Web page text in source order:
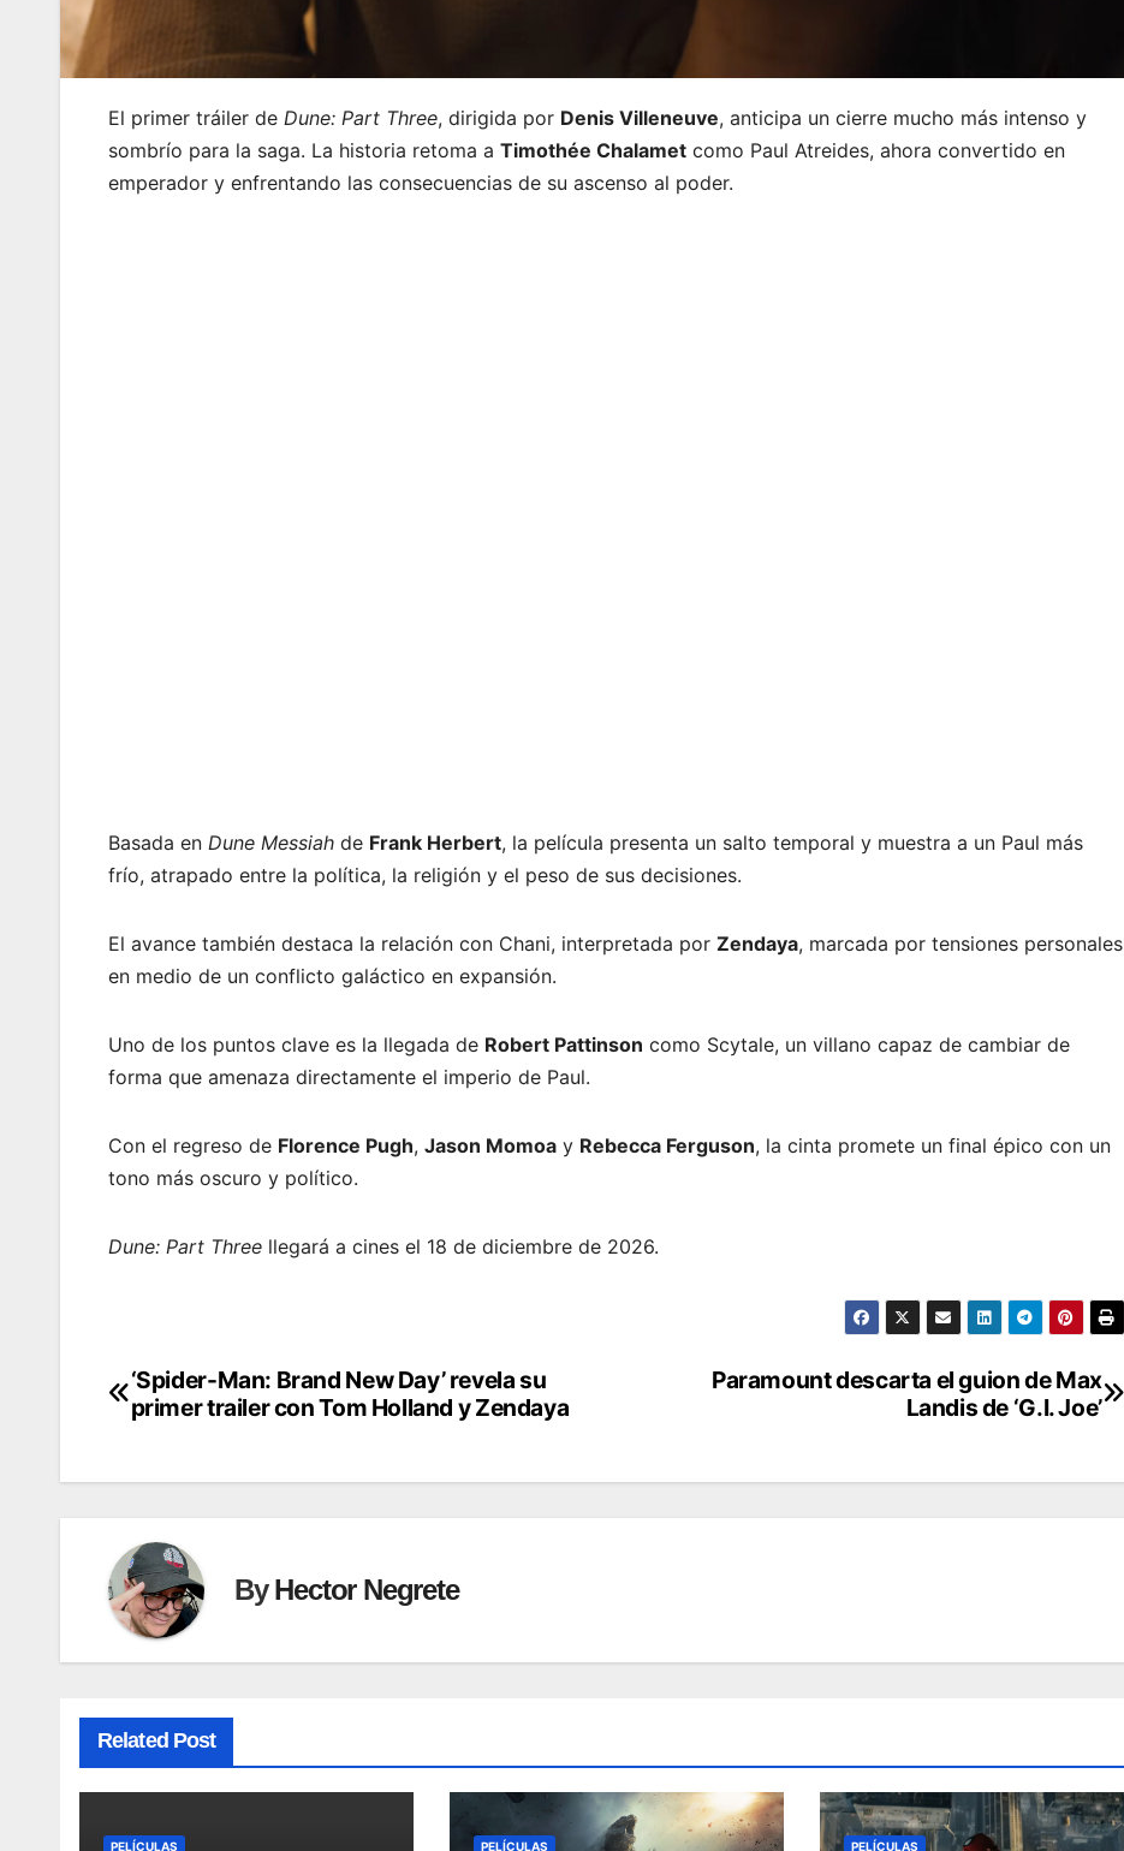
El primer tráiler de Dune: Part Three, dirigida por Denis Villeneuve, anticipa un cierre mucho más intenso y
sombrío para la saga. La historia retoma a Timothée Chalamet como Paul Atreides, ahora convertido en
emperador y enfrentando las consecuencias de su ascenso al poder.
Basada en Dune Messiah de Frank Herbert, la película presenta un salto temporal y muestra a un Paul más
frío, atrapado entre la política, la religión y el peso de sus decisiones.
El avance también destaca la relación con Chani, interpretada por Zendaya, marcada por tensiones personales
en medio de un conflicto galáctico en expansión.
Uno de los puntos clave es la llegada de Robert Pattinson como Scytale, un villano capaz de cambiar de
forma que amenaza directamente el imperio de Paul.
Con el regreso de Florence Pugh, Jason Momoa y Rebecca Ferguson, la cinta promete un final épico con un
tono más oscuro y político.
Dune: Part Three llegará a cines el 18 de diciembre de 2026.
Post
Paramount descarta el guion de Max
Landis de ‘G.I. Joe’
‘Spider-Man: Brand New Day’ revela su
primer trailer con Tom Holland y Zendaya
ByHector Negrete
Related Post
PELÍCULAS PELÍCULAS PELÍCULAS